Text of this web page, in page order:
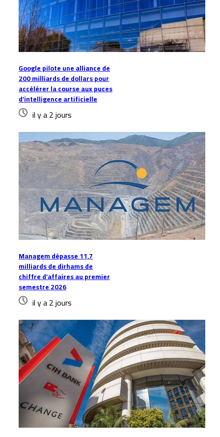
Google pilote une alliance de
200 milliards de dollars pour
accélérer la course aux puces
d’intelligence artificielle
il y a 2 jours
Managem dépasse 11,7
milliards de dirhams de
chiffre d’affaires au premier
semestre 2026
il y a 2 jours